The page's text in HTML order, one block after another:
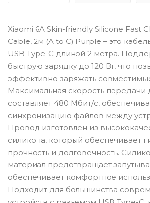
Xiaomi 6A Skin-friendly Silicone Fast
Cable, 2м (A to C) Purple – это
USB Type-C длиной 2 метра.
быструю зарядку до 120 Вт, что
эффективно заряжать
Максимальная скорость передачи
составляет 480 Mбит/с,
синхронизацию файлов между
Провод изготовлен из
силикона, который обеспечивает
прочность и долговечность.
материал предотвращает
обеспечивает комфортное
Подходит для большинства